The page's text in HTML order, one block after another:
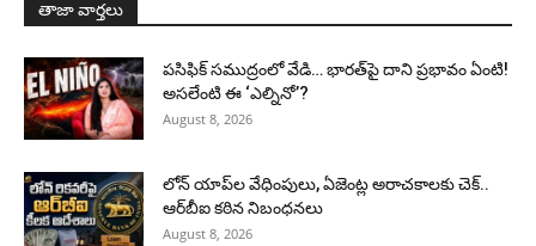
తాజా వార్తలు
పసిఫిక్ సముద్రంలో వేడి… భారత్‌పై దాని ప్రభావం ఏంటి!
అసలేంటి ఈ ‘ఎల్నినో’?
August 8, 2026
లోన్ యాప్‌ల వేధింపులు, ఏజెంట్ల అరాచకాలకు చెక్..
ఆర్‌బీఐ కఠిన నిబంధనలు
August 8, 2026